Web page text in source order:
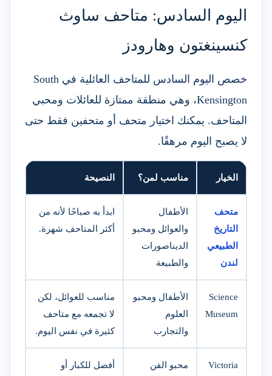
اليوم السادس: متاحف ساوث
كنسينغتون وهارودز
خصص اليوم السادس للمتاحف العائلية في South
Kensington، وهي منطقة ممتازة للعائلات ومحبي
المتاحف. يمكنك اختيار متحف أو متحفين فقط حتى
لا يصبح اليوم مرهقًا.
الخيار مناسب لمن؟ النصيحة
متحف
التاريخ
الطبيعي
لندن
الأطفال
والعوائل ومحبو
الديناصورات
والطبيعة
ابدأ به صباحًا لأنه من
أكثر المتاحف شهرة.
Science
Museum
الأطفال ومحبو
العلوم
والتجارب
مناسب للعوائل، لكن
لا تجمعه مع متاحف
كثيرة في نفس اليوم.
Victoria
محبو الفن
أفضل للكبار أو